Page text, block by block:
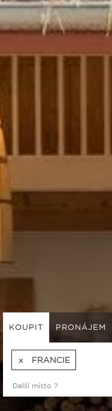
KOUPIT PRONÁJEM
FRANCIE